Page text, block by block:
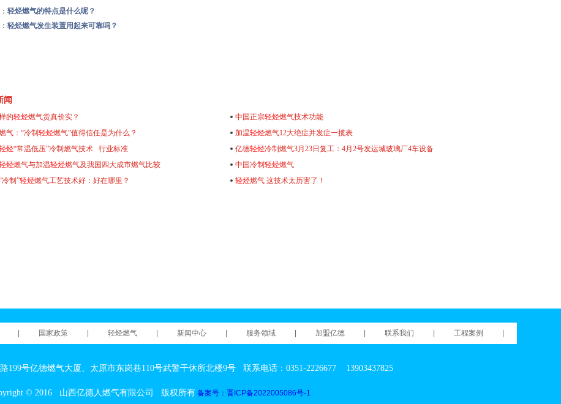
轻烃燃气的特点是什么呢？
轻烃燃气发生装置用起来可靠吗？
闻
的轻烃燃气货真价实？ 中国正宗轻烃燃气技术功能
气：“冷制 轻烃燃气”值得信任是为什么？ 加温轻烃燃气12大绝症并发症一揽表
烃“常温低压”冷制燃气技术 行业标准 亿德轻烃冷制燃气3月23日复工：4月2号发运城玻璃厂4车设备
烃燃气与加温轻烃燃气及我国四大成市燃气比较 中国冷制轻烃燃气
冷制”轻烃燃气工艺技术好：好在哪里？ 轻烃燃气 这技术太历害了！
国家政策 轻烃燃气 新闻中心 服务领域 加盟亿德 联系我们 工程案例
199号亿德燃气大厦、太原市东岗巷110号武警干休所北楼9号 联系电话：0351-2226677 13903437825
© 2016 山西亿德人燃气有限公司 版权所有 备案号：晋ICP备2022005086号-1